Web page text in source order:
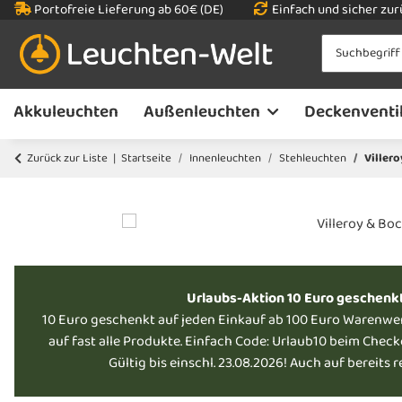
Portofreie Lieferung ab 60€ (DE) Einfach und sicher
Akkuleuchten Außenleuchten
Zurück zur Liste Startseite Innenleuchten Stehleuchten
Urlaubs-Aktion 10 Euro
10 Euro geschenkt auf jeden Einkauf ab 100 Euro
auf fast alle Produkte. Einfach Code: Urlaub10 beim
Gültig bis einschl. 23.08.2026! Auch auf bereits